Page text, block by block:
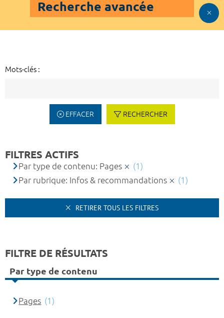
Recherche avancée
Mots-clés :
EFFACER RECHERCHER
FILTRES ACTIFS
Par type de contenu: Pages
(1)
Par rubrique: Infos & recommandations
(1)
RETIRER TOUS LES FILTRES
FILTRE DE RÉSULTATS
Par type de contenu
Pages (1)